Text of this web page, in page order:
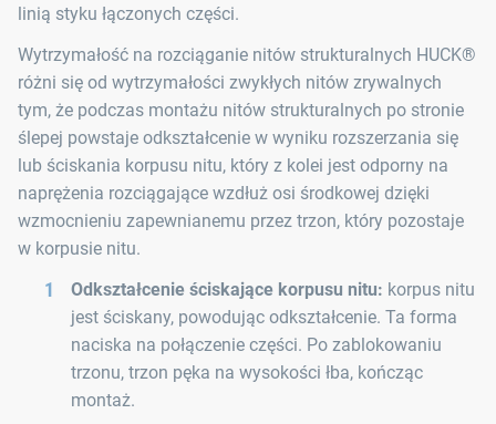
linią styku łączonych części.
Wytrzymałość na rozciąganie nitów strukturalnych HUCK®
różni się od wytrzymałości zwykłych nitów zrywalnych
tym, że podczas montażu nitów strukturalnych po stronie
ślepej powstaje odkształcenie w wyniku rozszerzania się
lub ściskania korpusu nitu, który z kolei jest odporny na
naprężenia rozciągające wzdłuż osi środkowej dzięki
wzmocnieniu zapewnianemu przez trzon, który pozostaje
w korpusie nitu.
Odkształcenie ściskające korpusu nitu: korpus nitu
jest ściskany, powodując odkształcenie. Ta forma
naciska na połączenie części. Po zablokowaniu
trzonu, trzon pęka na wysokości łba, kończąc
montaż.